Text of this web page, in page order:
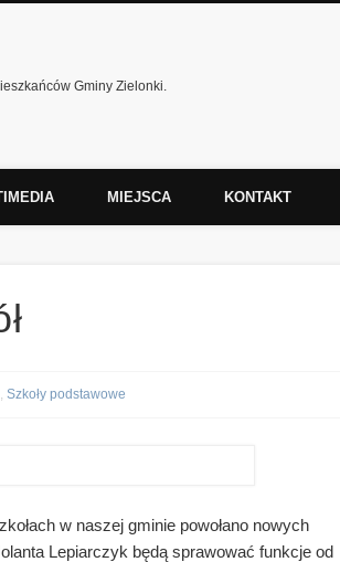
Gminy Zielonki.
MIEJSCA KONTAKT
,Szkoły podstawowe
w naszej gminie powołano nowych
Lepiarczyk będą sprawować funkcje od